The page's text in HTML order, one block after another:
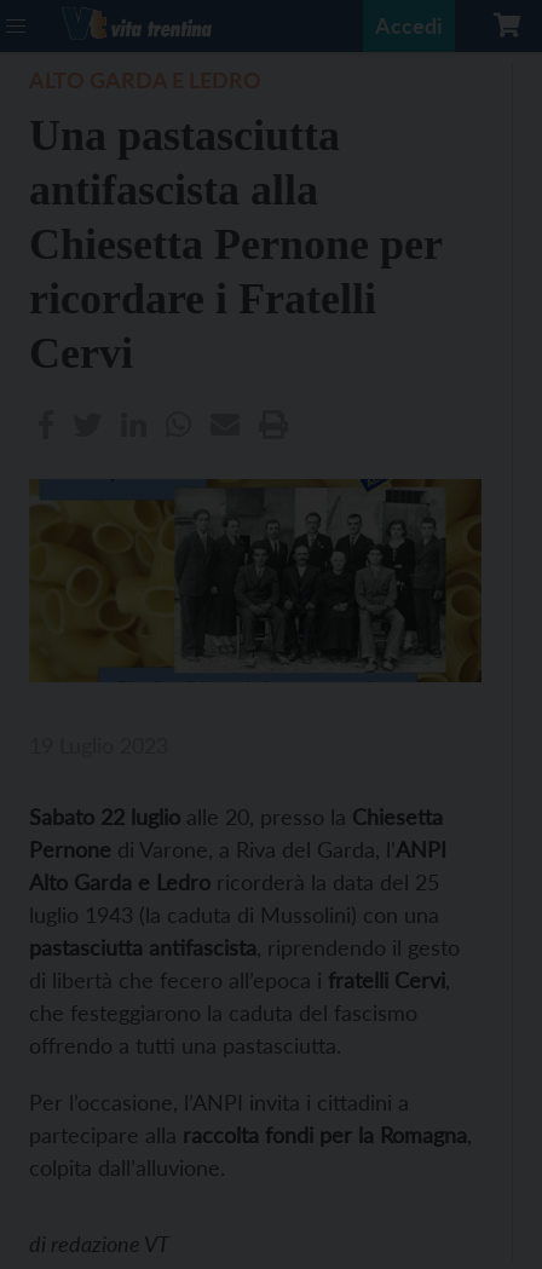
Accedi
Una pastasciutta
antifascista alla
Chiesetta Pernone per
ricordare i Fratelli
Cervi
Sabato 22 luglio alle 20, presso la Chiesetta
Pernone di Varone, a Riva del Garda, l’ANPI
Alto Garda e Ledro ricorderà la data del 25
luglio 1943 (la caduta di Mussolini) con una
pastasciutta antifascista , riprendendo il gesto
di libertà che fecero all’epoca i fratelli Cervi
che festeggiarono la caduta del fascismo
offrendo a tutti una pastasciutta.
Per l’occasione, l’ANPI invita i cittadini a
partecipare alla raccolta fondi per la Romagna
colpita dall’alluvione.
di redazione VT